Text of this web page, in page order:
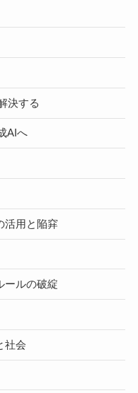
決する
AIへ
活用と陥穽
ールの破綻
社会